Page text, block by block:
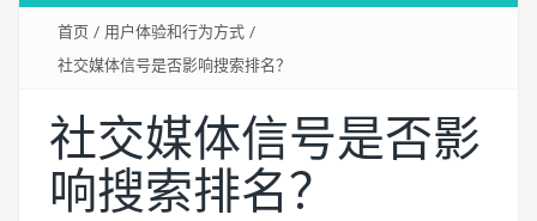
首页 / 用户体验和行为方式 /
社交媒体信号是否影响搜索排名？
社交媒体信号是否影
响搜索排名？